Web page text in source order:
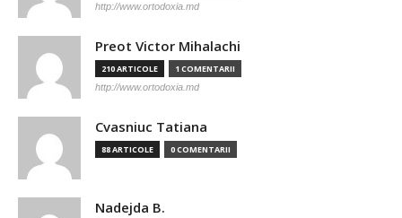
http://www.ortodoxia.md
Preot Victor Mihalachi
210 ARTICOLE 1 COMENTARII
http://www.ortodoxia.md
Cvasniuc Tatiana
88 ARTICOLE 0 COMENTARII
Nadejda B.